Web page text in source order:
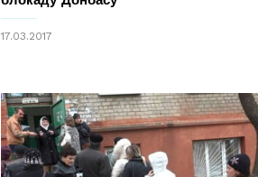
17.03.2017